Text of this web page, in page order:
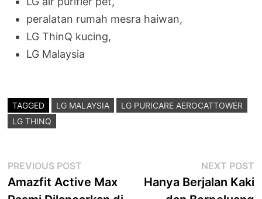
peralatan rumah mesra haiwan,
LG ThinQ kucing,
LG Malaysia
TAGGED LG MALAYSIA
LG PURICARE AEROCATTOWER
LG THINQ
Post
navigation
PREVIOUS POST
post:
Amazfit Active Max
NEXT POST
Hanya Berjalan Kaki